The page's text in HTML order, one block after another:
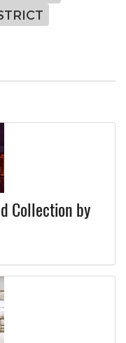
Collection by